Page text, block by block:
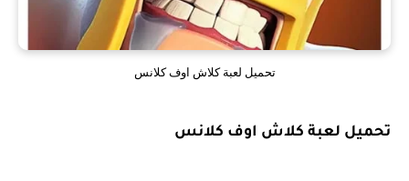
تحميل لعبة كلاش اوف كلانس
تحميل لعبة كلاش اوف كلانس